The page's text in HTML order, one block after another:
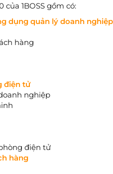
1BOSS gồm có:
dụng quản lý doanh nghiệp
hàng
điện tử
nghiệp
điện tử
hàng